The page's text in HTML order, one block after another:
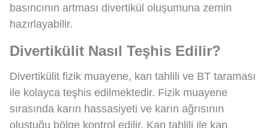
basıncının artması divertikül oluşumuna zemin
hazırlayabilir.
Divertikülit Nasıl Teşhis Edilir?
Divertikülit fizik muayene, kan tahlili ve BT taraması
ile kolayca teşhis edilmektedir. Fizik muayene
sırasında karın hassasiyeti ve karın ağrısının
oluştuğu bölge kontrol edilir. Kan tahlili ile kan